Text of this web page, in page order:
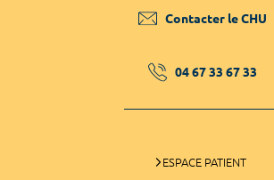
Contacter le CHU
04 67 33 67 33
ESPACE PATIENT